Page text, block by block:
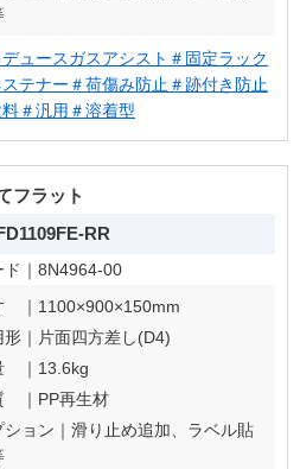
デュースガスアシスト ＃固定ラック
ステナー ＃荷傷み防止 ＃跡付き防止
料＃汎用 ＃溶着型
フラット
RR
｜ 8N4964-00
｜ 1100×900×150mm
｜ 片面四方差し(D4)
｜ 13.6kg
｜ PP再生材
ョン｜ 滑り止め追加、ラベル貼